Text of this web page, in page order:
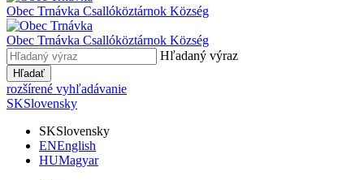
Obec Trnávka Csallóköztárnok Község
Obec Trnávka Csallóköztárnok Község
Hľadaný výraz
Hľadať
rozšírené vyhľadávanie
SKSlovensky
SKSlovensky
ENEnglish
HUMagyar